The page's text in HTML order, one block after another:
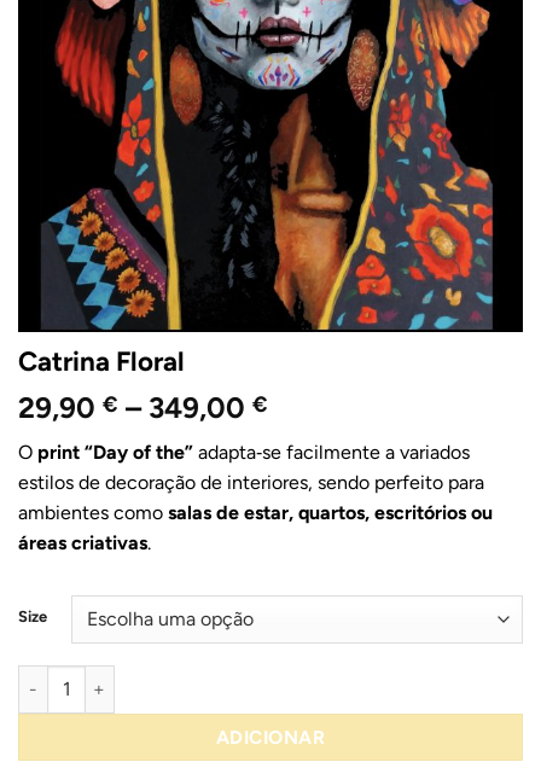
Catrina Floral
29,90 € – 349,00 €
range:
29,90 €
through
349,00 €
O print “Day of the” adapta‑se facilmente a variados
estilos de decoração de interiores, sendo perfeito para
ambientes como salas de estar, quartos, escritórios ou
áreas criativas.
Size
Quantidade de Catrina Floral
ADICIONAR